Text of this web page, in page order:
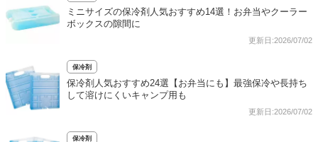
ミニサイズの保冷剤人気おすすめ14選！お弁当やクーラー
ボックスの隙間に
更新日:2026/07/02
保冷剤
保冷剤人気おすすめ24選【お弁当にも】最強保冷や長持ち
して溶けにくいキャンプ用も
更新日:2026/07/02
保冷剤